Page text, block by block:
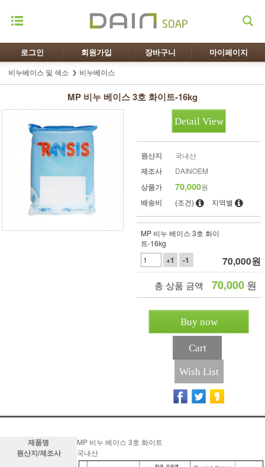
로그인 회원가입 장바구니 마이페이지
비누베이스 및 색소 비누베이스
MP 비누 베이스 3호 화이트-16kg
Detail View
원산지 국내산
제조사 DAINOEM
상품가 70,000원
배송비 (조건) 지역별
MP 비누 베이스 3호 화이
트-16kg
+1 -1 70,000원
총 상품 금액 70,000 원
Buy now
Cart
Wish List
제품명 MP 비누 베이스 3호 화이트
원산지/제조사 국내산